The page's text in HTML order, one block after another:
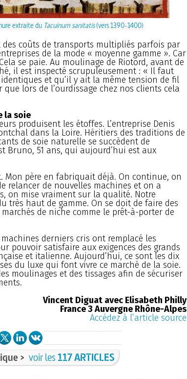
extraite du Tacuinum sanitatis(vers 1390-1400)
des coûts de transports multipliés parfois par
de la mode « moyenne gamme ». Car
se paie. Au moulinage de Riotord, avant de
il est inspecté scrupuleusement : « Il faut
et qu’il y ait la même tension de fil
lors de l’ourdissage chez nos clients cela
la soie
produisent les étoffes. L’entreprise Denis
dans la Loire. Héritiers des traditions de
de soie naturelle se succèdent de
Bruno, 51 ans, qui aujourd’hui est aux
Mon père en fabriquait déjà. On continue, on
relancer de nouvelles machines et on a
on mise vraiment sur la qualité. Notre
très haut de gamme. On se doit de faire des
de niche comme le prêt-à-porter de
derniers cris ont remplacé les
pouvoir satisfaire aux exigences des grands
et italienne. Aujourd’hui, ce sont les dix
du luxe qui font vivre ce marché de la soie.
moulinages et des tissages afin de sécuriser
Vincent Diguat avec Elisabeth Philly
France 3 Auvergne Rhône-Alpes
Accédez à l’article source
> voir les 117 ARTICLES